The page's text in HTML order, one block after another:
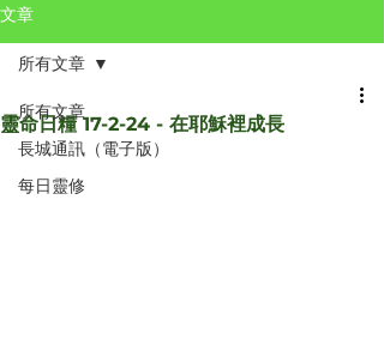
文章
所有文章
長城通訊（電子版）
每日靈修
所有文章
靈命日糧 17-2-24 - 在耶穌裡成長